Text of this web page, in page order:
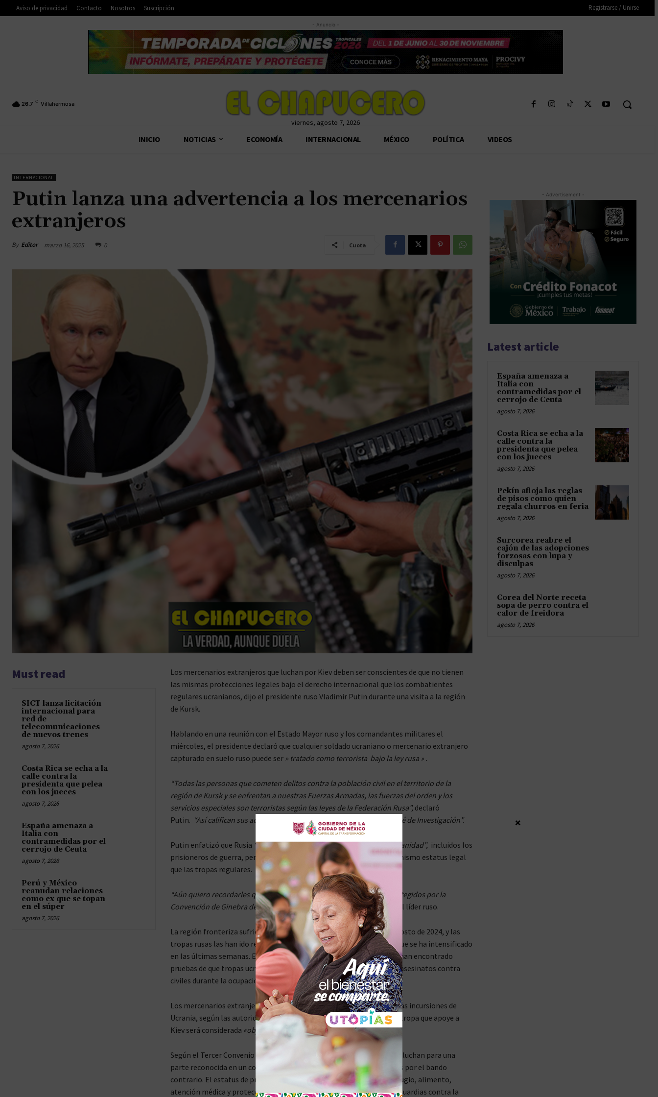
Aviso de privacidad Contacto Nosotros Suscripción Registrarse / Unirse
- Anuncio -
26.7 C Villahermosa
viernes, agosto 7, 2026
INICIO NOTICIAS ECONOMÍA INTERNACIONAL MÉXICO POLÍTICA VIDEOS
INTERNACIONAL
Putin lanza una advertencia a los mercenarios
extranjeros
By Editor marzo 16, 2025 0 Cuota
Must read
SICT lanza licitación
internacional para
red de
telecomunicaciones
de nuevos trenes
agosto 7, 2026
Costa Rica se echa a la
calle contra la
presidenta que pelea
con los jueces
agosto 7, 2026
España amenaza a
Italia con
contramedidas por el
cerrojo de Ceuta
agosto 7, 2026
Perú y México
reanudan relaciones
como ex que se topan
en el súper
agosto 7, 2026
Los mercenarios extranjeros que luchan por Kiev deben ser conscientes de que no tienen
las mismas protecciones legales bajo el derecho internacional que los combatientes
regulares ucranianos, dijo el presidente ruso Vladimir Putin durante una visita a la región
de Kursk.
Hablando en una reunión con el Estado Mayor ruso y los comandantes militares el
miércoles, el presidente declaró que cualquier soldado ucraniano o mercenario extranjero
capturado en suelo ruso puede ser » tratado como terrorista bajo la ley rusa » .
“Todas las personas que cometen delitos contra la población civil en el territorio de la
región de Kursk y se enfrentan a nuestras Fuerzas Armadas, las fuerzas del orden y los
servicios especiales son terroristas según las leyes de la Federación Rusa”,declaró
Putin. “Así califican sus acciones la Fiscalía General de Rusia y el Comité de Investigación”.
Putin enfatizó que Rusia “trata y tratará a todas las personas con humanidad”,incluidos los
prisioneros de guerra, pero advirtió que los mercenarios carecen del mismo estatus legal
que las tropas regulares.
“Aún quiero recordarles que los mercenarios extranjeros no están protegidos por la
Convención de Ginebra de 1949 sobre prisioneros de guerra”,afirmó el líder ruso.
La región fronteriza sufrió una importante incursión ucraniana en agosto de 2024, y las
tropas rusas las han ido repeliendo gradualmente en una operación que se ha intensificado
en las últimas semanas. En las zonas liberadas, investigadores rusos han encontrado
pruebas de que tropas ucranianas cometieron violaciones, torturas y asesinatos contra
civiles durante la ocupación.
Los mercenarios extranjeros también han jugado un papel activo en las incursiones de
Ucrania, según las autoridades rusas, que han advertido que cualquier tropa que apoye a
Kiev será considerada «objetivo legítimo».
Según el Tercer Convenio de Ginebra, los combatientes regulares que luchan para una
parte reconocida en un conflicto reciben protección si son capturados por el bando
contrario. El estatus de prisionero de guerra garantiza el acceso a refugio, alimento,
atención médica y protección contra las hostilidades, así como salvaguardias contra la
- Advertisement -
Latest article
España amenaza a
Italia con
contramedidas por el
cerrojo de Ceuta
agosto 7, 2026
Costa Rica se echa a la
calle contra la
presidenta que pelea
con los jueces
agosto 7, 2026
Pekín afloja las reglas
de pisos como quien
regala churros en feria
agosto 7, 2026
Surcorea reabre el
cajón de las adopciones
forzosas con lupa y
disculpas
agosto 7, 2026
Corea del Norte receta
sopa de perro contra el
calor de freidora
agosto 7, 2026
×